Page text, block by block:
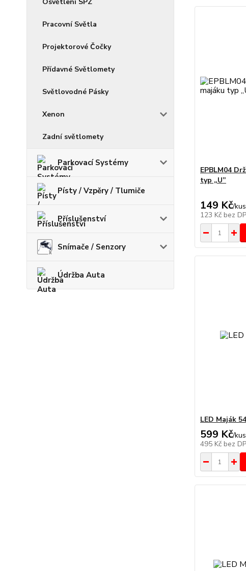
Pracovní Světla
Projektorové Čočky
Přídavné Světlomety
Světlovodné Pásky
Xenon
Zadní světlomety
Parkovací Systémy
Písty / Vzpěry / Tlumiče
Příslušenství
Snímače / Senzory
Údržba Auta
EPBLM04
typ „U”
149 Kč/kus
123 Kč bez
LED Maják
599 Kč/kus
495 Kč bez